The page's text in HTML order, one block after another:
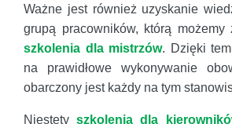
Ważne jest również uzyskanie
grupą pracowników, którą możemy
szkolenia dla mistrzów. Dzięki
na prawidłowe wykonywanie
obarczony jest każdy na tym
Niestetyszkolenia dla